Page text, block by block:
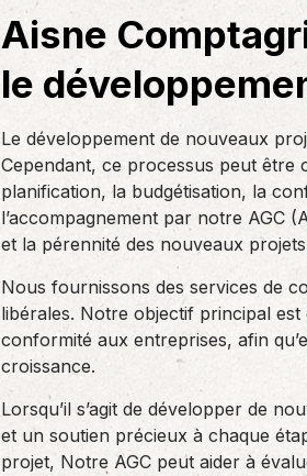
Aisne
le
Le développement de nouveaux
Cependant, ce processus peut être
planification, la budgétisation, la
l’accompagnement par notre AGC
et la pérennité des nouveaux
Nous fournissons des services de
libérales. Notre objectif principal
conformité aux entreprises, afin
croissance.
Lorsqu’il s’agit de développer de
et un soutien précieux à chaque
projet, Notre AGC peut aider à